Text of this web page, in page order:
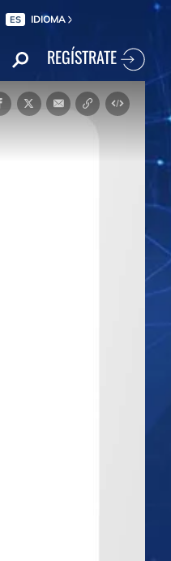
ES IDIOMA
REGÍSTRATE